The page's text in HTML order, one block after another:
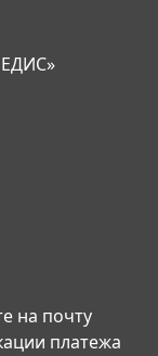
на почту
платежа